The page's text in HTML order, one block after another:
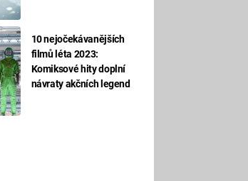
10 nejočekávanějších
filmů léta 2023:
Komiksové hity doplní
návraty akčních legend